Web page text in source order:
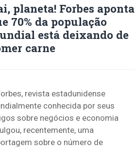
planeta! Forbes aponta
70% da população
está deixando de
carne
revista estadunidense
conhecida por seus
sobre negócios e economia
recentemente, uma
sobre o número de